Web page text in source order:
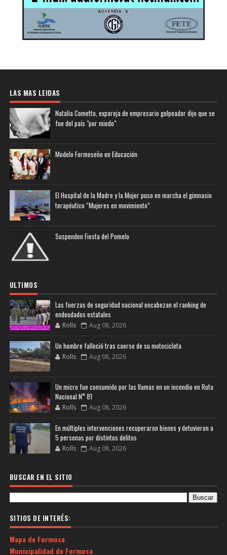
LAS MAS LEIDAS
Natalia Cometto, expareja de empresario golpeador dijo que se
fue del país "por miedo"
Modelo Formoseño en Educación
El Hospital de la Madre y la Mujer puso en marcha el gimnasio
terapéutico “Mujeres en movimiento”
Suspenden Fiesta del Pomelo
ULTIMOS
Las fuerzas de seguridad nacional encabezan el ranking de
endeudados estatales
Rolls Aug 08, 2026
Un hombre falleció tras caerse de su motocicleta
Rolls Aug 08, 2026
Un micro fue consumido por las llamas en un incendio en Ruta
Nacional N° 81
Rolls Aug 08, 2026
En múltiples intervenciones recuperaron bienes y detuvieron a
5 personas por distintos delitos
Rolls Aug 08, 2026
BUSCAR EN EL SITIO
SITIOS DE INTERÉS:
Mapa de Formosa
Municipalidad de Formosa